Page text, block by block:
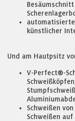
Besäumschnitt
künstlicher
Und am Hautpsitz
V-Perfect®-
Schweißen
Schweißen